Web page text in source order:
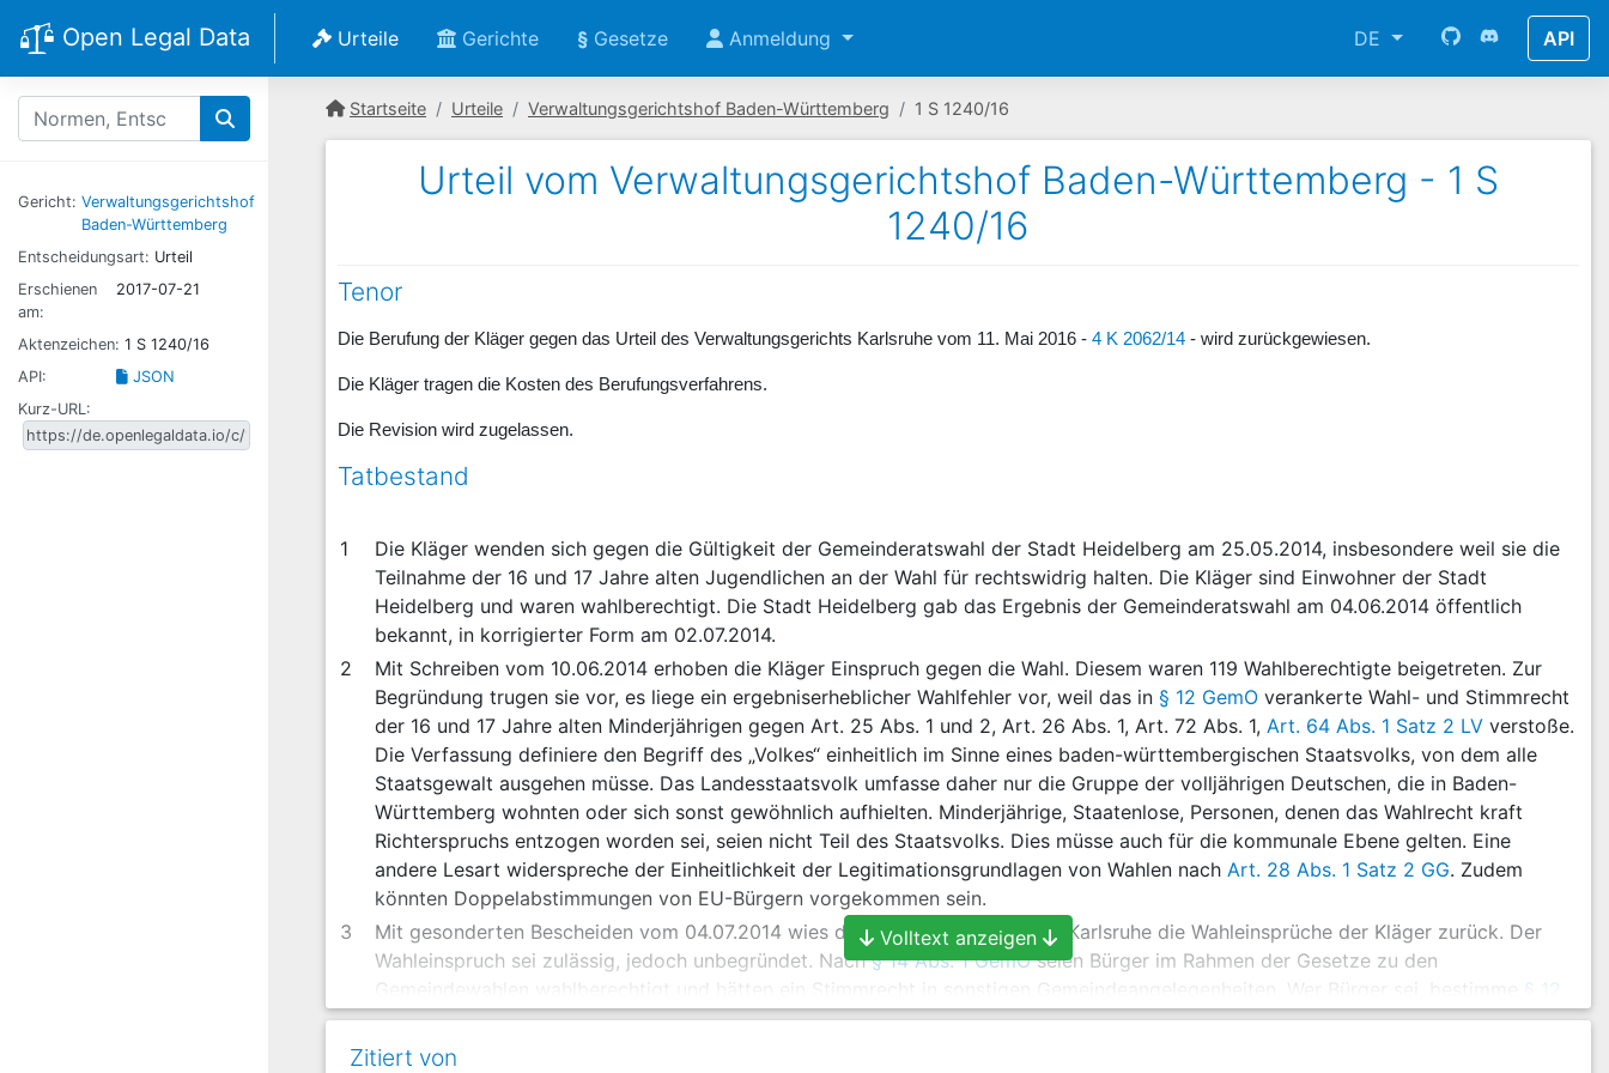
Open Legal Data Urteile Gerichte § Gesetze Anmeldung DE API
Gericht: Verwaltungsgerichtshof
Baden-Württemberg
Entscheidungsart: Urteil
Erschienen
am:
2017-07-21
Aktenzeichen: 1 S 1240/16
API:
JSON
Kurz-URL:
Startseite Urteile Verwaltungsgerichtshof Baden-Württemberg 1 S 1240/16
Urteil vom Verwaltungsgerichtshof Baden-Württemberg - 1 S
1240/16
Tenor
Die Berufung der Kläger gegen das Urteil des Verwaltungsgerichts Karlsruhe vom 11. Mai 2016 - 4 K 2062/14 - wird zurückgewiesen.
Die Kläger tragen die Kosten des Berufungsverfahrens.
Die Revision wird zugelassen.
Tatbestand
1
Die Kläger wenden sich gegen die Gültigkeit der Gemeinderatswahl der Stadt Heidelberg am 25.05.2014, insbesondere weil sie die
Teilnahme der 16 und 17 Jahre alten Jugendlichen an der Wahl für rechtswidrig halten. Die Kläger sind Einwohner der Stadt
Heidelberg und waren wahlberechtigt. Die Stadt Heidelberg gab das Ergebnis der Gemeinderatswahl am 04.06.2014 öffentlich
bekannt, in korrigierter Form am 02.07.2014.
2
Mit Schreiben vom 10.06.2014 erhoben die Kläger Einspruch gegen die Wahl. Diesem waren 119 Wahlberechtigte beigetreten. Zur
Begründung trugen sie vor, es liege ein ergebniserheblicher Wahlfehler vor, weil das in § 12 GemO verankerte Wahl- und Stimmrecht
der 16 und 17 Jahre alten Minderjährigen gegen Art. 25 Abs. 1 und 2, Art. 26 Abs. 1, Art. 72 Abs. 1, Art. 64 Abs. 1 Satz 2 LV verstoße.
Die Verfassung definiere den Begriff des „Volkes“ einheitlich im Sinne eines baden-württembergischen Staatsvolks, von dem alle
Staatsgewalt ausgehen müsse. Das Landesstaatsvolk umfasse daher nur die Gruppe der volljährigen Deutschen, die in Baden-
Württemberg wohnten oder sich sonst gewöhnlich aufhielten. Minderjährige, Staatenlose, Personen, denen das Wahlrecht kraft
Richterspruchs entzogen worden sei, seien nicht Teil des Staatsvolks. Dies müsse auch für die kommunale Ebene gelten. Eine
andere Lesart widerspreche der Einheitlichkeit der Legitimationsgrundlagen von Wahlen nach Art. 28 Abs. 1 Satz 2 GG. Zudem
könnten Doppelabstimmungen von EU-Bürgern vorgekommen sein.
3
Mit gesonderten Bescheiden vom 04.07.2014 wies das Regierungspräsidium Karlsruhe die Wahleinsprüche der Kläger zurück. Der
Wahleinspruch sei zulässig, jedoch unbegründet. Nach§ 14 Abs. 1 GemOseien Bürger im Rahmen der Gesetze zu den
Gemeindewahlen wahlberechtigt und hätten ein Stimmrecht in sonstigen Gemeindeangelegenheiten. Wer Bürger sei, bestimme § 12
Abs. 1 Satz 1 GemO. Die Kommunalwahlen seien inArt. 72 LVgeregelt. Dabei habe sich der Verfassungsgeber in den Absätzen 1 und
2 auf die Bestimmung von Grundzügen beschränkt und die Einzelheiten in Absatz 3 dem einfachen Gesetzgeber überlassen. Von der
Volltext anzeigen
Zitiert von